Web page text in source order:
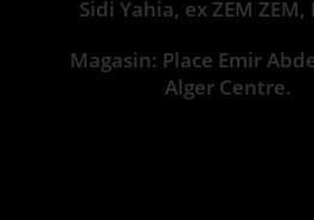
Sidi Yahia, ex ZEM
Magasin: Place Emir
Alger Centre.